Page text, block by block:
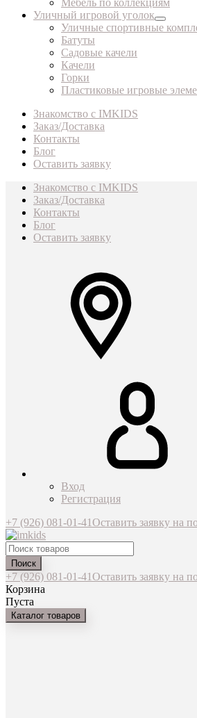
Мебель по коллекциям
Уличный игровой уголок
Уличные спортивные
Батуты
Садовые качели
Качели
Горки
Пластиковые игровые
Знакомство с IMKIDS
Заказ/Доставка
Контакты
Блог
Оставить заявку
Знакомство с IMKIDS
Заказ/Доставка
Контакты
Блог
Оставить заявку
Вход
Регистрация
+7 (926) 081-01-41Оставить заявку на
Поиск
+7 (926) 081-01-41Оставить заявку на
Корзина
Пуста
Каталог товаров